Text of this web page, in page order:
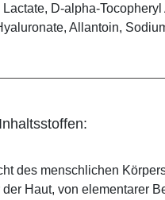
D-alpha-Tocopheryl
Allantoin,
des menschlichen
Haut, von elementarer